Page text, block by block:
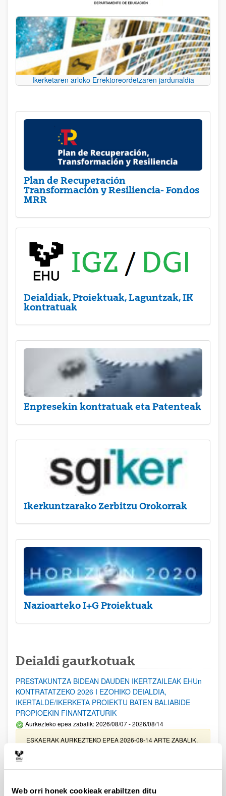
Web orri honek cookieak erabiltzen ditu
Ikerketaren arloko Errektoreordetzaren jardunaldia
Plan de Recuperación
Transformación y Resiliencia- Fondos
MRR
Deialdiak, Proiektuak, Laguntzak, IK
kontratuak
Enpresekin kontratuak eta Patenteak
Ikerkuntzarako Zerbitzu Orokorrak
Nazioarteko I+G Proiektuak
Deialdi gaurkotuak
PRESTAKUNTZA BIDEAN DAUDEN IKERTZAILEAK EHUn
KONTRATATZEKO 2026 I EZOHIKO DEIALDIA,
IKERTALDE/IKERKETA PROIEKTU BATEN BALIABIDE
PROPIOEKIN FINANTZATURIK
Aurkezteko epea zabalik: 2026/08/07 - 2026/08/14
ESKAERAK AURKEZTEKO EPEA 2026-08-14 ARTE ZABALIK.
UPV/EHUn Azpiegitura Zientifikoa eta Funts Bibliografikoak